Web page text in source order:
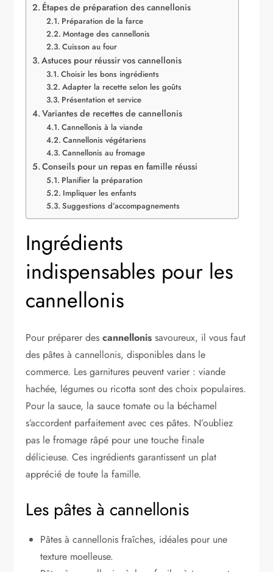
Étapes de préparation des cannellonis
Préparation de la farce
Montage des cannellonis
Cuisson au four
Astuces pour réussir vos cannellonis
Choisir les bons ingrédients
Adapter la recette selon les goûts
Présentation et service
Variantes de recettes de cannellonis
Cannellonis à la viande
Cannellonis végétariens
Cannellonis au fromage
Conseils pour un repas en famille réussi
Planifier la préparation
Impliquer les enfants
Suggestions d’accompagnements
Ingrédients
indispensables pour les
cannellonis
Pour préparer descannellonis savoureux, il vous faut
des pâtes à cannellonis, disponibles dans le
commerce. Les garnitures peuvent varier : viande
hachée, légumes ou ricotta sont des choix populaires.
Pour la sauce, la sauce tomate ou la béchamel
s’accordent parfaitement avec ces pâtes. N’oubliez
pas le fromage râpé pour une touche finale
délicieuse. Ces ingrédients garantissent un plat
apprécié de toute la famille.
Les pâtes à cannellonis
Pâtes à cannellonis fraîches, idéales pour une
texture moelleuse.